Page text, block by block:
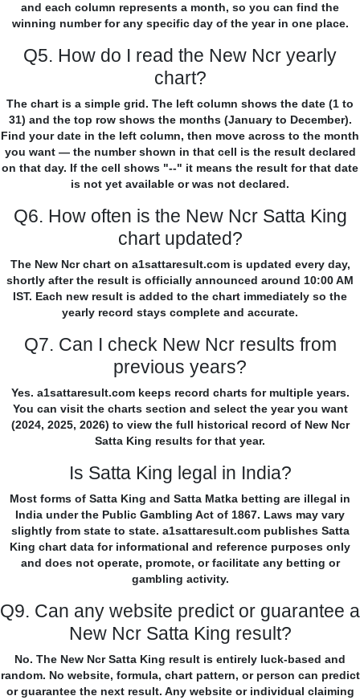
and each column represents a month, so you can find the
winning number for any specific day of the year in one place.
Q5. How do I read the New Ncr yearly
chart?
The chart is a simple grid. The left column shows the date (1 to
31) and the top row shows the months (January to December).
Find your date in the left column, then move across to the month
you want — the number shown in that cell is the result declared
on that day. If the cell shows "--" it means the result for that date
is not yet available or was not declared.
Q6. How often is the New Ncr Satta King
chart updated?
The New Ncr chart on a1sattaresult.com is updated every day,
shortly after the result is officially announced around 10:00 AM
IST. Each new result is added to the chart immediately so the
yearly record stays complete and accurate.
Q7. Can I check New Ncr results from
previous years?
Yes. a1sattaresult.com keeps record charts for multiple years.
You can visit the charts section and select the year you want
(2024, 2025, 2026) to view the full historical record of New Ncr
Satta King results for that year.
Is Satta King legal in India?
Most forms of Satta King and Satta Matka betting are illegal in
India under the Public Gambling Act of 1867. Laws may vary
slightly from state to state. a1sattaresult.com publishes Satta
King chart data for informational and reference purposes only
and does not operate, promote, or facilitate any betting or
gambling activity.
Q9. Can any website predict or guarantee a
New Ncr Satta King result?
No. The New Ncr Satta King result is entirely luck-based and
random. No website, formula, chart pattern, or person can predict
or guarantee the next result. Any website or individual claiming